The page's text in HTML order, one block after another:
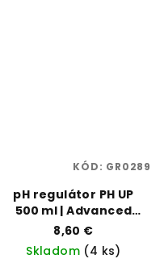
pH regulátor PH UP
500 ml | Advanced
Hydroponics |
Vaporama
8,60 €
Skladom (4 ks)
KÓD: GR0289